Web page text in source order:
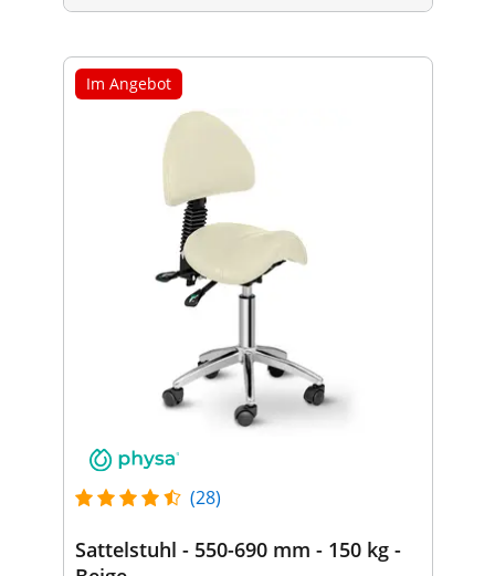
Im Angebot
(28)
Sattelstuhl - 550-690 mm - 150 kg -